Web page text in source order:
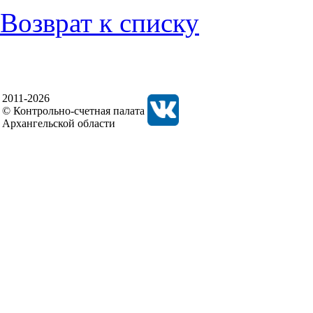
Возврат к списку
2011-2026
© Контрольно-счетная палата
Архангельской области